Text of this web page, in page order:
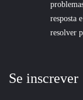
resposta
resolver
Se inscrever